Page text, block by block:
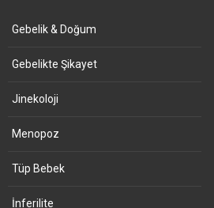
Gebelik & Doğum
Gebelikte Şikayet
Jinekoloji
Menopoz
Tüp Bebek
İnferilite